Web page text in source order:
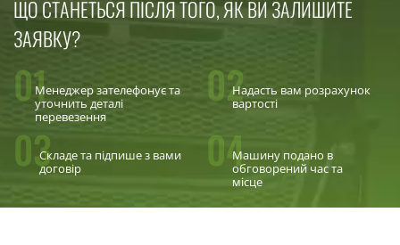
ЩО СТАНЕТЬСЯ ПІСЛЯ ТОГО, ЯК ВИ ЗАЛИШИТЕ
ЗАЯВКУ?
01Менеджер зателефонує та
уточнить деталі
перевезення
02Надасть вам розрахунок
вартості
03Складе та підпише з вами
договір
04Машину подано в
обговорений час та
місце